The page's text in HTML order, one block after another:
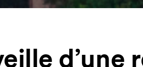
d’une